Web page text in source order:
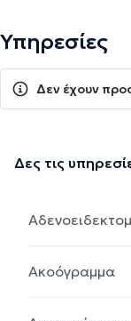
Υπηρεσίες
Δεν έχουν
Δες τις
Ακοόγραμμα